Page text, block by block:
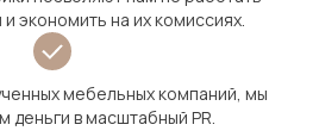
экономить на их комиссиях.
мебельных компаний, мы
деньги в масштабный PR.